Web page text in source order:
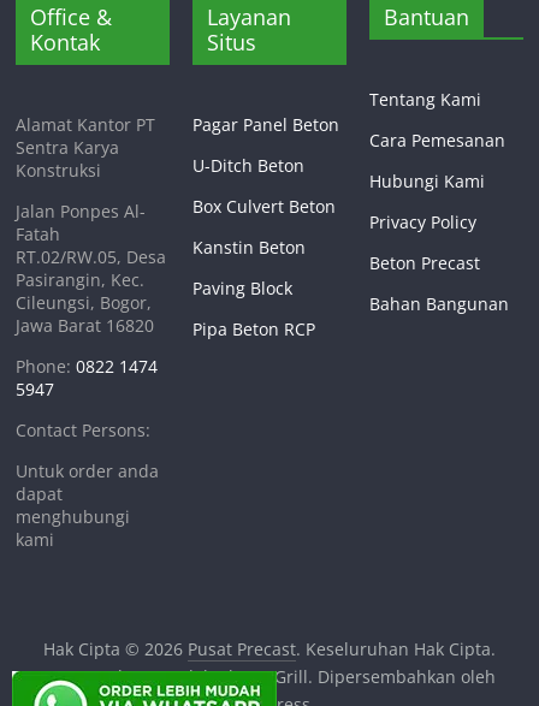
Office &
Kontak
Alamat Kantor PT
Sentra Karya
Konstruksi
Jalan Ponpes Al-
Fatah
RT.02/RW.05, Desa
Pasirangin, Kec.
Cileungsi, Bogor,
Jawa Barat 16820
Phone:0822 1474
5947
Contact Persons:
Untuk order anda
dapat
menghubungi
kami
Layanan
Situs
Pagar Panel Beton
U-Ditch Beton
Box Culvert Beton
Kanstin Beton
Paving Block
Pipa Beton RCP
Bantuan
Tentang Kami
Cara Pemesanan
Hubungi Kami
Privacy Policy
Beton Precast
Bahan Bangunan
Hak Cipta © 2026 Pusat Precast. Keseluruhan Hak Cipta.
Tema:ColorMagoleh ThemeGrill. Dipersembahkan oleh